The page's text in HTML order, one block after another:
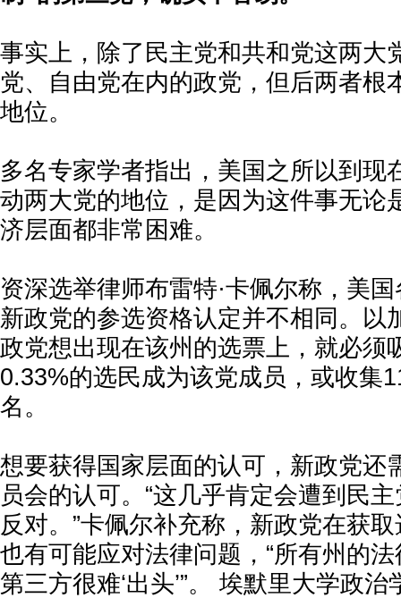
事实上，除了民主党和共和党这两大
党、自由党在内的政党，但后两者根
地位。
多名专家学者指出，美国之所以到现
动两大党的地位，是因为这件事无论
济层面都非常困难。
资深选举律师布雷特·卡佩尔称，美
新政党的参选资格认定并不相同。以
政党想出现在该州的选票上，就必须
0.33%的选民成为该党成员，或收集
名。
想要获得国家层面的认可，新政党还
员会的认可。“这几乎肯定会遭到民
反对。”卡佩尔补充称，新政党在获
也有可能应对法律问题，“所有州的
第三方很难‘出头’”。 埃默里大学政